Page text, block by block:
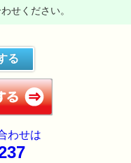
せください。
る
わせは